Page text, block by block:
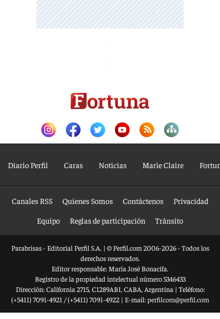
Diario Perfil Caras Noticias Marie Claire
Canales RSS Quienes Somos Contáctenos
Privacidad
Equipo
Reglas de participación Tránsito
Parabrisas - Editorial Perfil S.A. | © Perfil.com 2006-2026 - Todos los
derechos reservados.
Editor responsable: María José Bonacifa.
Registro de la propiedad intelectual número 5346433
Dirección:California 2715, C1289ABI, CABA, Argentina | Teléfono:
(+5411) 7091-4921 /(+5411) 7091-4922| E-mail:perfilcom@perfil.com